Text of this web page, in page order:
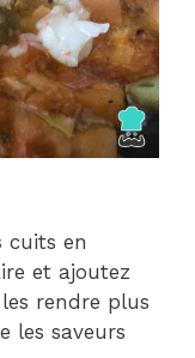
cuits en
et ajoutez
rendre plus
les saveurs